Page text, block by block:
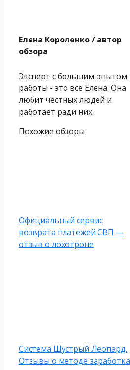
Елена Короленко/ автор
обзора
Эксперт с большим опытом
работы - это все Елена. Она
любит честных людей и
работает ради них.
Похожие обзоры
Официальный сервис
возврата платежей СВП —
отзыв о лохотроне
Система Шустрый Леопард.
Отзывы о методе заработка